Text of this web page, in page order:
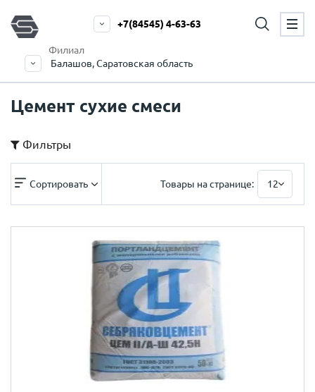
Филиал
Балашов, Саратовская область
+7(84545) 4-63-63
Цемент сухие смеси
Фильтры
Сортировать Товары на странице: 12